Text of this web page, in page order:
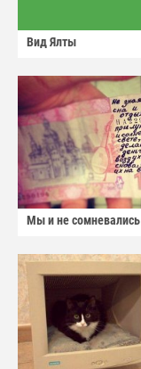
Вид Ялты
Мы и не сомневались